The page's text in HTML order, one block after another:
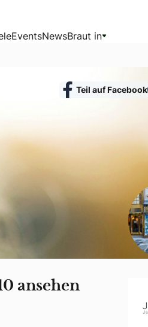
EventsNewsBraut in
Teil auf Facebook
ansehen